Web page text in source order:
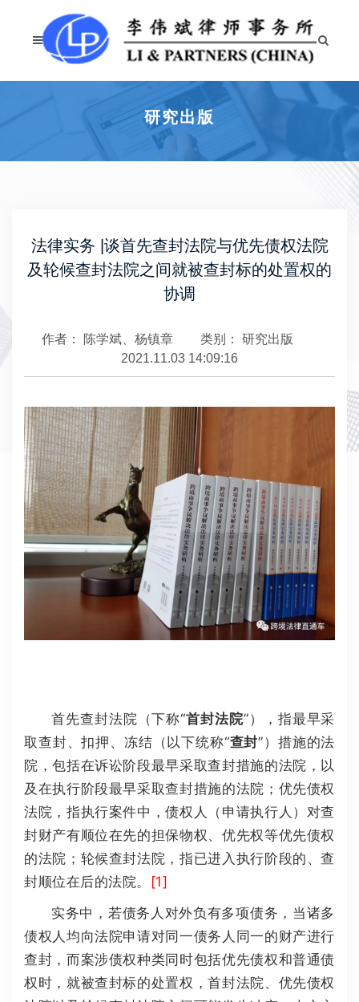
研究出版
法律实务 |谈首先查封法院与优先债权法院
及轮候查封法院之间就被查封标的处置权的
协调
作者： 陈学斌、杨镇章 类别： 研究出版
2021.11.03 14:09:16
首先查封法院（下称“首封法院”），指最早采
取查封、扣押、冻结（以下统称“查封”）措施的法
院，包括在诉讼阶段最早采取查封措施的法院，以
及在执行阶段最早采取查封措施的法院；优先债权
法院，指执行案件中，债权人（申请执行人）对查
封财产有顺位在先的担保物权、优先权等优先债权
的法院；轮候查封法院，指已进入执行阶段的、查
封顺位在后的法院。
[1]
实务中，若债务人对外负有多项债务，当诸多
债权人均向法院申请对同一债务人同一的财产进行
查封，而案涉债权种类同时包括优先债权和普通债
权时，就被查封标的处置权，首封法院、优先债权